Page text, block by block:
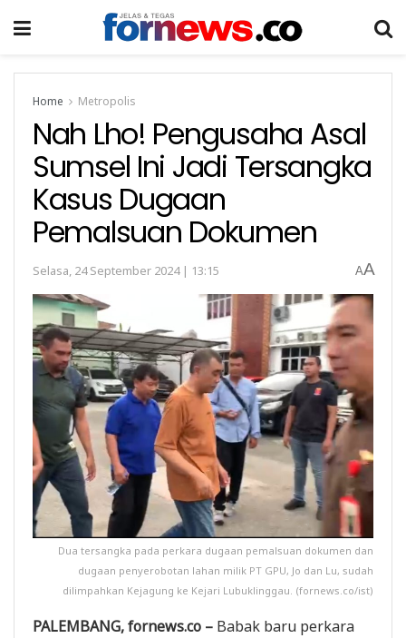
Home Metropolis
Nah Lho! Pengusaha Asal
Sumsel Ini Jadi Tersangka
Kasus Dugaan
Pemalsuan Dokumen
Selasa, 24 September 2024 | 13:15 AA
Dua tersangka pada perkara dugaan pemalsuan dokumen dan
dugaan penyerobotan lahan milik PT GPU, Jo dan Lu, sudah
dilimpahkan Kejagung ke Kejari Lubuklinggau. (fornews.co/ist)
PALEMBANG, fornews.co – Babak baru perkara